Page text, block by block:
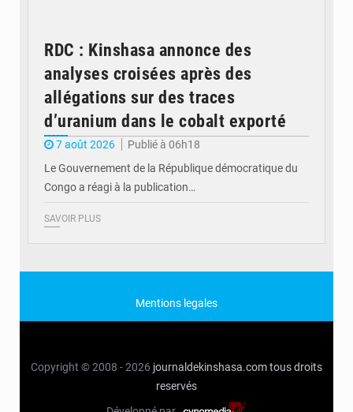
RDC : Kinshasa annonce des
analyses croisées après des
allégations sur des traces
d’uranium dans le cobalt exporté
7 août 2026
Publié à 06h18
Le Gouvernement de la République démocratique du
Congo a réagi à la publication…
SAVOIR PLUS
Mentions legales
Copyright © 2008 - 2026 journaldekinshasa.comtous droits
reservés